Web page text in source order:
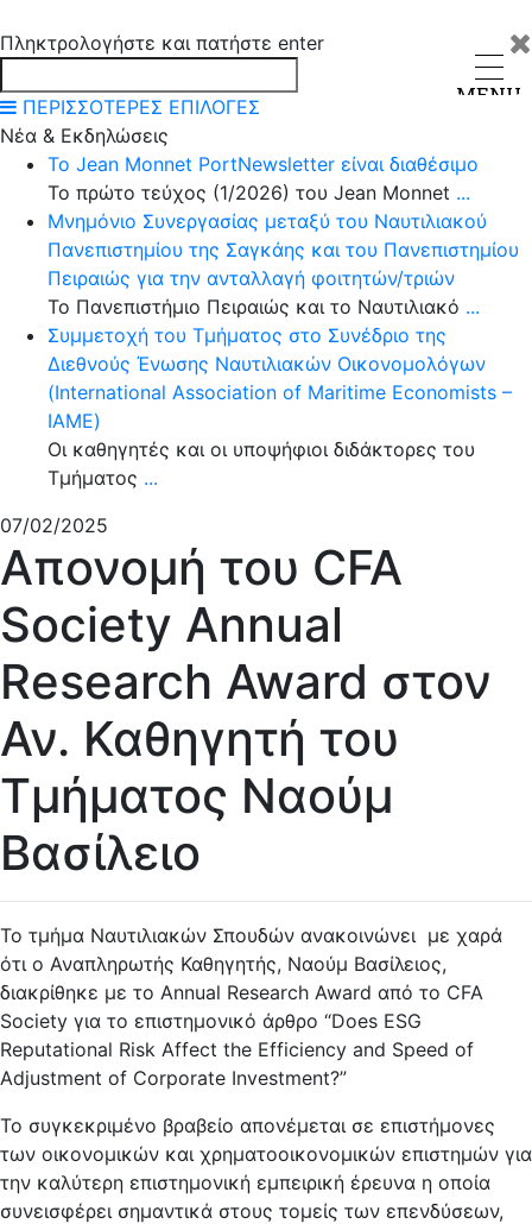
Πληκτρολογήστε και πατήστε enter
07/02/2025
Απονομή του CFA
Society Annual
Research Award στον
Αν. Καθηγητή του
Τμήματος Ναούμ
Βασίλειο
Το τμήμα Ναυτιλιακών Σπουδών ανακοινώνει με χαρά
ότι ο Αναπληρωτής Καθηγητής, Ναούμ Βασίλειος,
διακρίθηκε με το Annual Research Award από το CFA
Society για το επιστημονικό άρθρο “Does ESG
Reputational Risk Affect the Efficiency and Speed of
Adjustment of Corporate Investment?”
Το συγκεκριμένο βραβείο απονέμεται σε επιστήμονες
των οικονομικών και χρηματοοικονομικών επιστημών για
την καλύτερη επιστημονική εμπειρική έρευνα η οποία
συνεισφέρει σημαντικά στους τομείς των επενδύσεων,
ΠΕΡΙΣΣΟΤΕΡΕΣ ΕΠΙΛΟΓΕΣ
Νέα & Εκδηλώσεις
Το Jean Monnet PortNewsletter είναι διαθέσιμο
Το πρώτο τεύχος (1/2026) του Jean Monnet ...
Μνημόνιο Συνεργασίας μεταξύ του Ναυτιλιακού
Πανεπιστημίου της Σαγκάης και του Πανεπιστημίου
Πειραιώς για την ανταλλαγή φοιτητών/τριών
Το Πανεπιστήμιο Πειραιώς και το Ναυτιλιακό ...
Συμμετοχή του Τμήματος στο Συνέδριο της
Διεθνούς Ένωσης Ναυτιλιακών Οικονομολόγων
(International Association of Maritime Economists –
IAME)
Οι καθηγητές και οι υποψήφιοι διδάκτορες του
Τμήματος ...
MENU